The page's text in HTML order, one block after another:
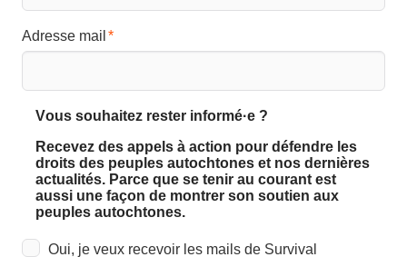
Adresse mail
Vous souhaitez rester informé·e ?
Recevez des appels à action pour défendre les
droits des peuples autochtones et nos dernières
actualités. Parce que se tenir au courant est
aussi une façon de montrer son soutien aux
peuples autochtones.
Oui, je veux recevoir les mails de Survival